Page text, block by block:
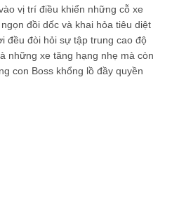
trợ nhiều ngôn ngữ không?
tải game qua link trên web này không?
vị trí điều khiển những cỗ xe
đồi dốc và khai hỏa tiêu diệt
đều đòi hỏi sự tập trung cao độ
những xe tăng hạng nhẹ mà còn
con Boss khổng lồ đầy quyền